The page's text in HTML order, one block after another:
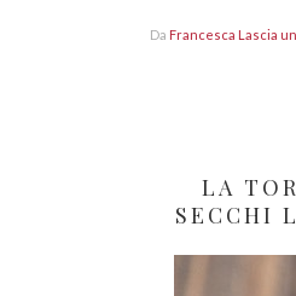
Da Francesca Lascia
LA
SECCHI